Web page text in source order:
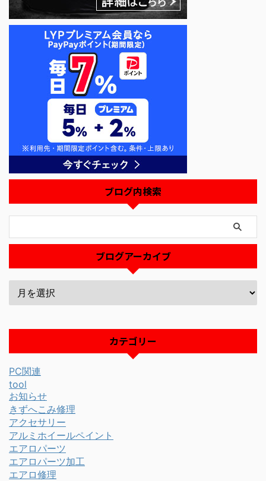
ブログ内検索
ブログアーカイブ
カテゴリー
PC関連
tool
お知らせ
きずへこみ修理
アクセサリー
アルミホイールペイント
エアロパーツ
エアロパーツ加工
エアロ修理